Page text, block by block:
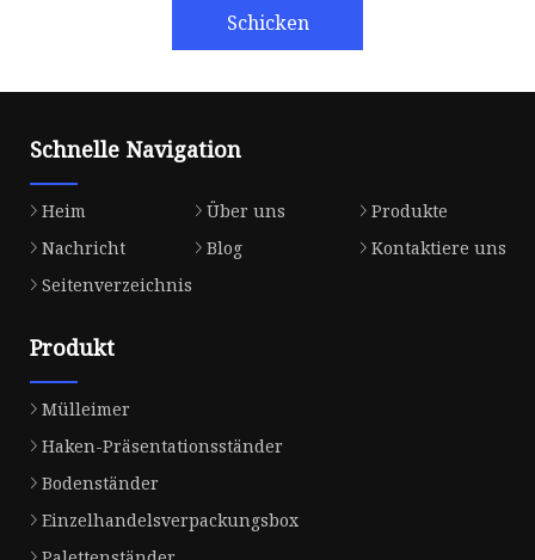
Schicken
Schnelle Navigation
Heim Über uns
Produkte
Nachricht
Blog
Kontaktiere uns
Seitenverzeichnis
Produkt
Mülleimer
Haken-Präsentationsständer
Bodenständer
Einzelhandelsverpackungsbox